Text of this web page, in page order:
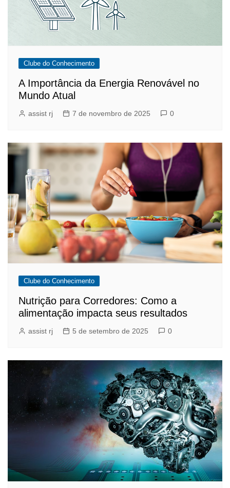
Clube do Conhecimento
A Importância da Energia Renovável no
Mundo Atual
assist rj 7 de novembro de 2025 0
Clube do Conhecimento
Nutrição para Corredores: Como a
alimentação impacta seus resultados
assist rj 5 de setembro de 2025 0